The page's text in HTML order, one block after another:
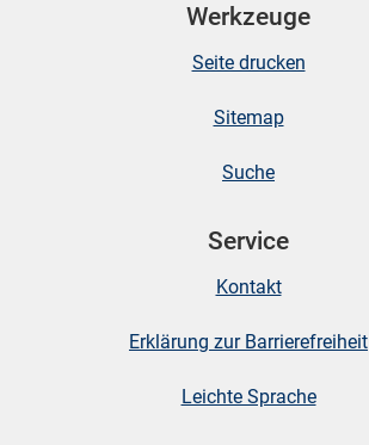
Werkzeuge
Seite drucken
Sitemap
Suche
Service
Kontakt
Erklärung zur Barrierefreiheit
Leichte Sprache